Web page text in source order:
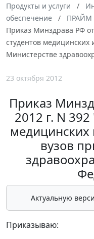
Продукты и услуги
обеспечение
ПРАЙМ
Приказ Минздрава РФ
студентов медицинских
Министерстве
23 октября 2012
Приказ
2012 г. N
медицинских
вузов
Актуальную
Приказываю: